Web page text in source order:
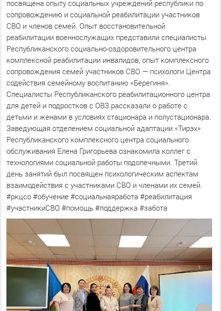
посвящена опыту социальных учреждений республики по
сопровождению и социальной реабилитации участников
СВО и членов семей. Опыт восстановительной
реабилитации военнослужащих представили специалисты
Республиканского социально-оздоровительного центра
комплексной реабилитации инвалидов, опыт комплексного
сопровождения семей участников СВО — психологи Центра
содействия семейному воспитанию «Берегиня».
Специалисты Республиканского реабилитационного центра
для детей и подростков с ОВЗ рассказали о работе с
детьми и женами в условиях стационара и полустационара.
Заведующая отделением социальной адаптации «Тирэх»
Республиканского комплексного центра социального
обслуживания Елена Григорьева ознакомила коллег с
технологиями социальной работы подопечными. Третий
день занятий был посвящен психологическим аспектам
взаимодействия с участниками СВО и членами их семей.
#ркцсо #обучение #социальнаяработа #реабилитация
#участникиСВО #помощь #поддержка #забота